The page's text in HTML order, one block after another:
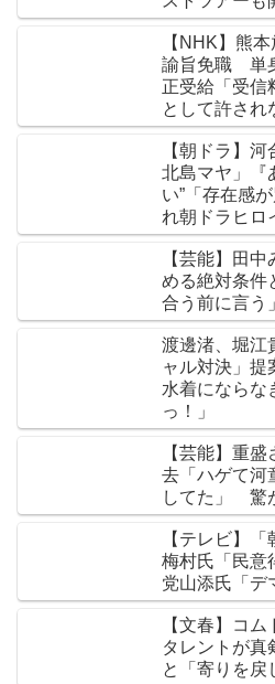
【NHK】熊
諭旨免職 単
正受給「受信
として許され
【朝ドラ】
北島マヤ」『
い”「存在感
れ朝ドラヒロ
【芸能】田
める絶対条件
合う前に言う
渡邊渚、堀江
ャル対決」提
水着にならな
っ！」
【芸能】重
去「ハゲて河
してた」 驚
【テレビ】
梅村氏「民意
党山添氏「デ
【文春】コ
タレントが
と「寄りを戻